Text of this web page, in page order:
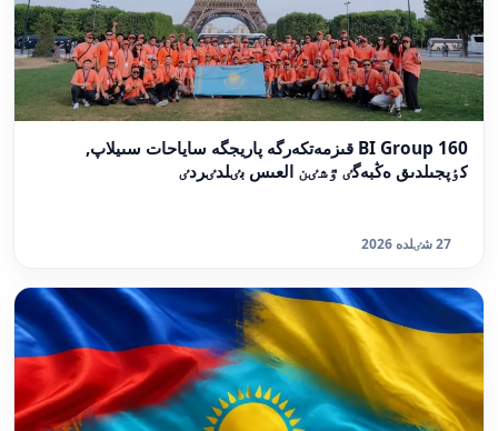
BI Group 160 قىزمەتكەرگە پاريجگە ساياحات سىيلاپ,
كٶپجىلدىق ەڭبەگٸ ٷشٸن العىس بٸلدٸردٸ
27 شٸلدە 2026